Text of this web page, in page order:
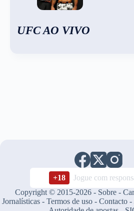
UFC AO VIVO
+18
Jogue com
Copyright © 2015-2026 - Sobre -
Jornalísticas- Termos de uso- Contacto-